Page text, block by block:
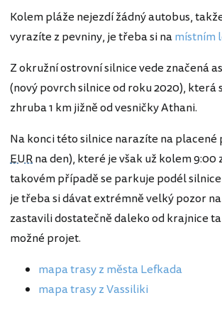
Kolem pláže nejezdí žádný autobus,
vyrazíte z pevniny, je třeba si namístním
Z okružní ostrovní silnice vede značená
(nový povrch silnice od roku 2020), která
zhruba 1 km jižně od vesničky Athani.
Na konci této silnice narazíte na placené
EURna den), které je však už kolem 9:00
takovém případě se parkuje podél
je třeba si dávat extrémně velký pozor
zastavili dostatečně daleko od krajnice
možné projet.
mapa trasy z města Lefkada
mapa trasy z Vassiliki